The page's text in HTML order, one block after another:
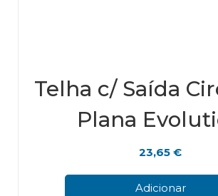
Telha c/ Saída
Plana
23,65€
Adicionar